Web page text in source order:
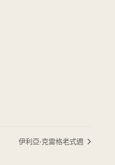
伊利亞·克雷格老式週